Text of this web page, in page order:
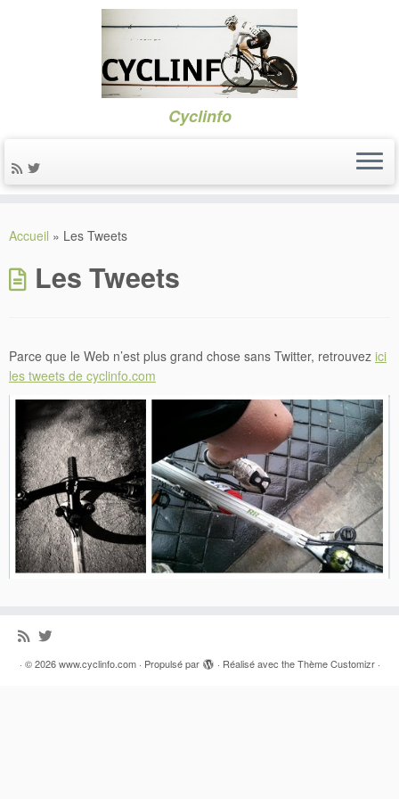
Cyclinfo
Accueil » Les Tweets
Les Tweets
Parce que le Web n’est plus grand chose sans Twitter, retrouvez ici
les tweets de cyclinfo.com
· © 2026 www.cyclinfo.com· Propulsé par · Réalisé avec theThème Customizr·